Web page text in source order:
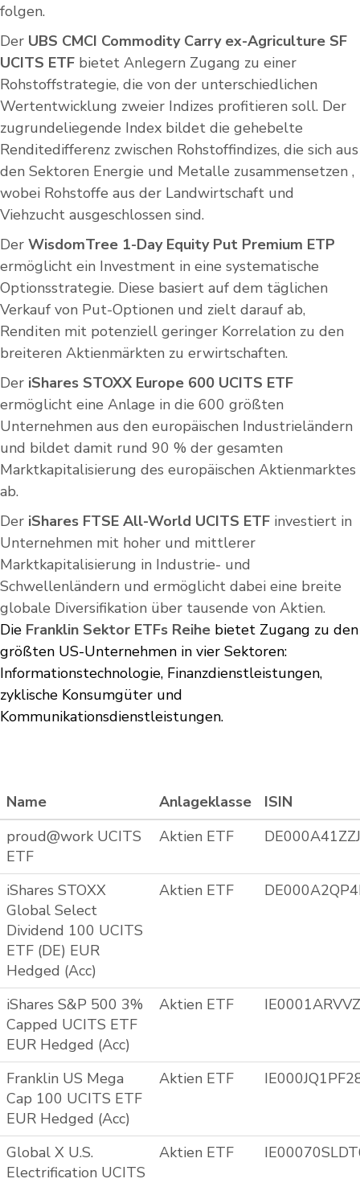
folgen.
Der UBS CMCI Commodity Carry ex-Agriculture SF
UCITS ETF bietet Anlegern Zugang zu einer
Rohstoffstrategie, die von der unterschiedlichen
Wertentwicklung zweier Indizes profitieren soll. Der
zugrundeliegende Index bildet die gehebelte
Renditedifferenz zwischen Rohstoffindizes, die sich aus
den Sektoren Energie und Metalle zusammensetzen ,
wobei Rohstoffe aus der Landwirtschaft und
Viehzucht ausgeschlossen sind.
Der WisdomTree 1-Day Equity Put Premium ETP
ermöglicht ein Investment in eine systematische
Optionsstrategie. Diese basiert auf dem täglichen
Verkauf von Put-Optionen und zielt darauf ab,
Renditen mit potenziell geringer Korrelation zu den
breiteren Aktienmärkten zu erwirtschaften.
Der iShares STOXX Europe 600 UCITS ETF
ermöglicht eine Anlage in die 600 größten
Unternehmen aus den europäischen Industrieländern
und bildet damit rund 90 % der gesamten
Marktkapitalisierung des europäischen Aktienmarktes
ab.
Der iShares FTSE All-World UCITS ETF investiert in
Unternehmen mit hoher und mittlerer
Marktkapitalisierung in Industrie- und
Schwellenländern und ermöglicht dabei eine breite
globale Diversifikation über tausende von Aktien.
Die Franklin Sektor ETFs Reihe bietet Zugang zu den
größten US-Unternehmen in vier Sektoren:
Informationstechnologie, Finanzdienstleistungen,
zyklische Konsumgüter und
Kommunikationsdienstleistungen.
Name Anlageklasse
ISIN
proud@work UCITS
ETF
Aktien ETF
iShares STOXX
Global Select
Dividend 100 UCITS
ETF (DE) EUR
Hedged (Acc)
Aktien ETF
iShares S&P 500 3%
Capped UCITS ETF
EUR Hedged (Acc)
Aktien ETF
Franklin US Mega
Cap 100 UCITS ETF
EUR Hedged (Acc)
Aktien ETF
Global X U.S.
Electrification UCITS
Aktien ETF